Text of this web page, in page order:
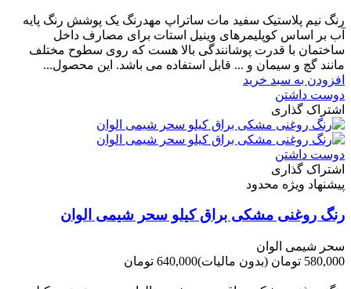
رنگ نیم پلاستیک سفید مات ساتراپ مهدرنگ یک پوشش رنگ پایه
آب بر اساس کوپلیمرهای وینیل استات برای مصارف داخل
ساختمان با قدرت پوشانندگی بالا هست که روی سطوح مختلف
مانند گچ و سیمان و ... قابل استفاده می باشد. این محصول...
افزودن به سبد خرید
دوست داشتن
اشتراک گذاری
دوست داشتن
اشتراک گذاری
پیشنهاد ویژه محدود
رنگ روغنی مشکی براق کیلو سحر شیمی الوان
سحر شیمی الوان
580,000 تومان
(بدون مالیات)640,000 تومان